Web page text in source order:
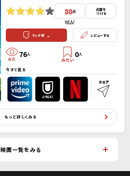
88点
(67人）
点数を
つける
マッチ率 - レビューする
76人 0人
今すぐ見る
もっと詳しくみる
映画一覧をみる